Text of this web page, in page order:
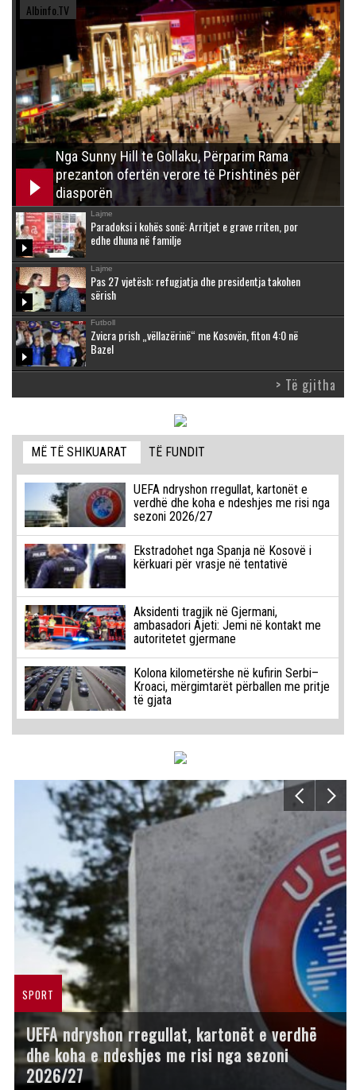
Albinfo.TV
Nga Sunny Hill te Gollaku, Përparim Rama
prezanton ofertën verore të Prishtinës për
diasporën
Lajme
Paradoksi i kohës sonë: Arritjet e grave rriten, por
edhe dhuna në familje
Lajme
Pas 27 vjetësh: refugjatja dhe presidentja takohen
sërish
Futboll
Zvicra prish „vëllazërinë“ me Kosovën, fiton 4:0 në
Bazel
> Të gjitha
MË TË SHIKUARAT TË FUNDIT
UEFA ndryshon rregullat, kartonët e
verdhë dhe koha e ndeshjes me risi nga
sezoni 2026/27
Ekstradohet nga Spanja në Kosovë i
kërkuari për vrasje në tentativë
Aksidenti tragjik në Gjermani,
ambasadori Ajeti: Jemi në kontakt me
autoritetet gjermane
Kolona kilometërshe në kufirin Serbi–
Kroaci, mërgimtarët përballen me pritje
të gjata
SPORT
UEFA ndryshon rregullat, kartonët e verdhë
dhe koha e ndeshjes me risi nga sezoni
2026/27